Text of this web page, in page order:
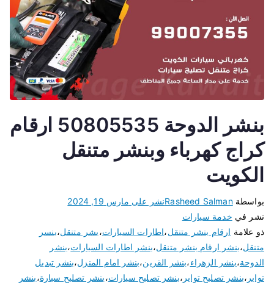
بنشر الدوحة 50805535 ارقام
كراج كهرباء وبنشر متنقل
الكويت
بواسطةRasheed Salmanنشر على مارس 19, 2024
نشر في خدمة سيارات
ذو علامة ارقام بنشر متنقل،اطارات السيارات،بشر متنقل،بنسر
متنقل،بنشر ارقام بنشر متنقل،بنشر اطارات السيارات،بنشر
الدوحة،بنشر الزهراء،بنشر القرين،بنشر امام المنزل،بنشر تبديل
تواير ،بنشر تصليح تواير ،بنشر تصليح سيارات،بنشر تصليح سيارة،بنشر